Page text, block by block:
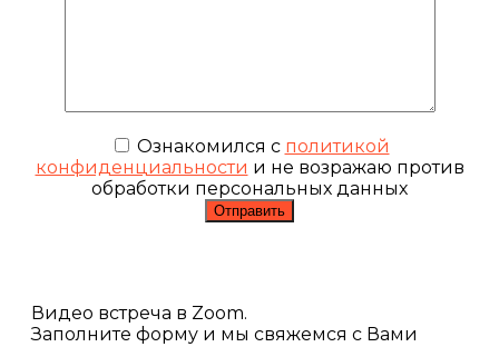
Ознакомился с политикой
конфиденциальности и не возражаю против
обработки персональных данных
Видео встреча в Zoom.
Заполните форму и мы свяжемся с Вами